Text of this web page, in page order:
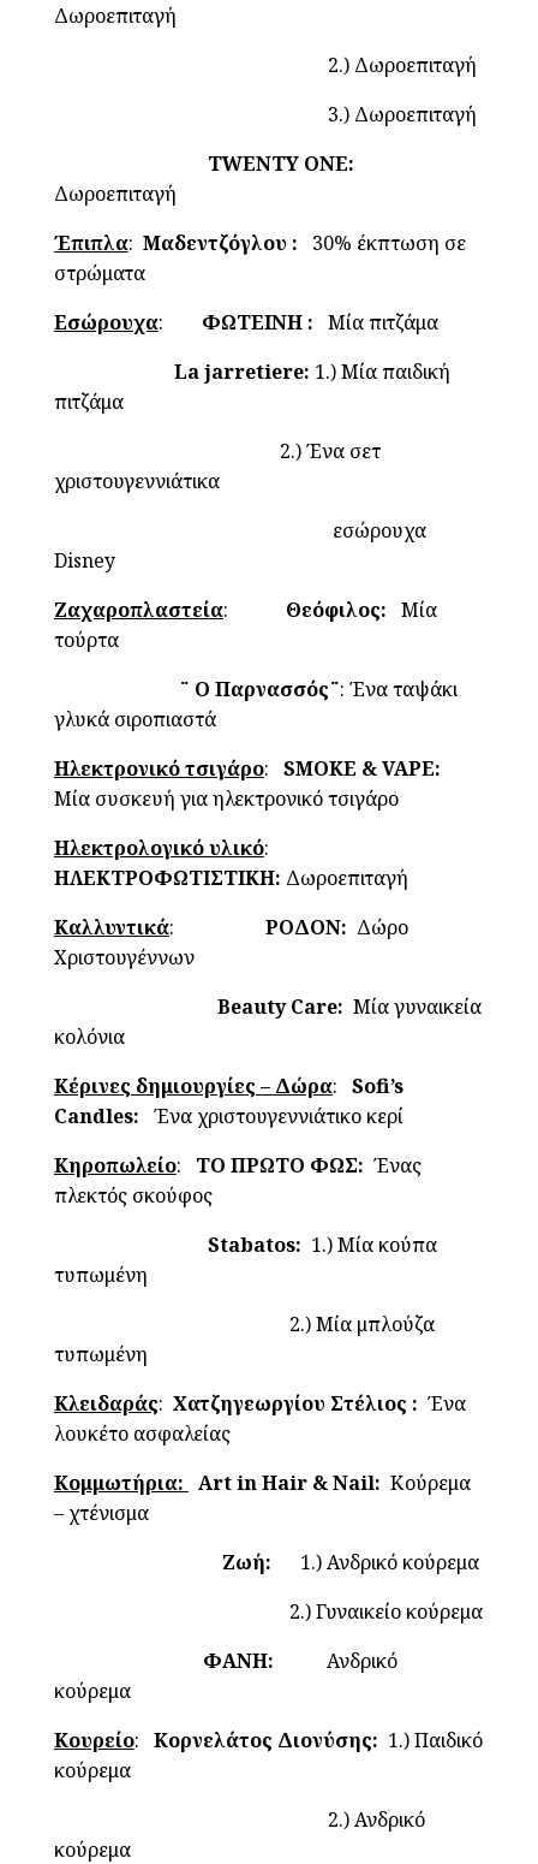
Δωροεπιταγή
2.) Δωροεπιταγή
3.) Δωροεπιταγή
TWENTY ONE:
Δωροεπιταγή
Έπιπλα: Μαδεντζόγλου : 30% έκπτωση σε
στρώματα
Εσώρουχα: ΦΩΤΕΙΝΗ : Μία πιτζάμα
La jarretiere: 1.) Μία παιδική
πιτζάμα
2.) Ένα σετ
χριστουγεννιάτικα
εσώρουχα
Disney
Ζαχαροπλαστεία: Θεόφιλος: Μία
τούρτα
¨ Ο Παρνασσός¨: Ένα ταψάκι
γλυκά σιροπιαστά
Ηλεκτρονικό τσιγάρο: SMOKE & VAPE:
Μία συσκευή για ηλεκτρονικό τσιγάρο
Ηλεκτρολογικό υλικό:
ΗΛΕΚΤΡΟΦΩΤΙΣΤΙΚΗ: Δωροεπιταγή
Καλλυντικά: ΡΟΔΟΝ: Δώρο
Χριστουγέννων
Beauty Care: Μία γυναικεία
κολόνια
Κέρινες δημιουργίες – Δώρα: Sofi’s
Candles: Ένα χριστουγεννιάτικο κερί
Κηροπωλείο: ΤΟ ΠΡΩΤΟ ΦΩΣ: Ένας
πλεκτός σκούφος
Stabatos: 1.) Μία κούπα
τυπωμένη
2.) Μία μπλούζα
τυπωμένη
Κλειδαράς: Χατζηγεωργίου Στέλιος : Ένα
λουκέτο ασφαλείας
Κομμωτήρια: Art in Hair & Nail: Κούρεμα
– χτένισμα
Ζωή:
1.) Ανδρικό κούρεμα
2.) Γυναικείο κούρεμα
ΦΑΝΗ:
Ανδρικό
κούρεμα
Κουρείο: Κορνελάτος Διονύσης: 1.) Παιδικό
κούρεμα
2.) Ανδρικό
κούρεμα